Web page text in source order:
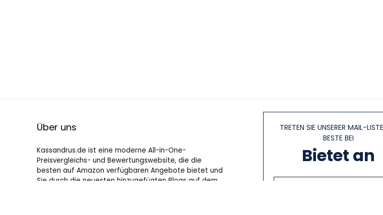
Über uns
Kassandrus.de ist eine moderne All-in-One-
Preisvergleichs- und Bewertungswebsite, die die
besten auf Amazon verfügbaren Angebote bietet und
Sie durch die neuesten hinzugefügten Blogs auf dem
TRETEN SIE UNSERER MAIL-
BESTE BEI
Bietet an